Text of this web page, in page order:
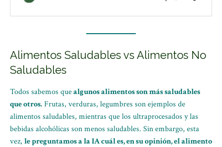
Alimentos Saludables vs Alimentos No
Saludables
Todos sabemos quealgunos alimentos son más saludables
que otros.Frutas, verduras, legumbres son ejemplos de
alimentos saludables, mientras que los ultraprocesados y las
bebidas alcohólicas son menos saludables. Sin embargo, esta
vez, le preguntamos a la IA cuál es, en su opinión, el alimento